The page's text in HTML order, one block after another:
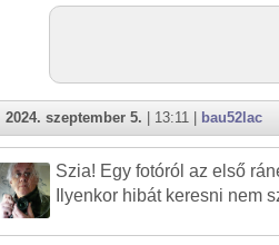
2024. szeptember 5. | 13:11 | bau52lac
Szia! Egy fotóról az első
Ilyenkor hibát keresni nem